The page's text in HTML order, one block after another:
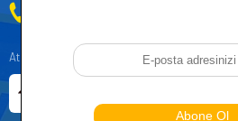
Atatürk, Kıraç Mevkii, Orhan Veli Cd.